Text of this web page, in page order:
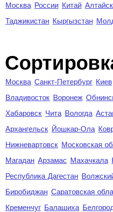
Москва России Китай
Таджикистан Кыргызстан
Москва Санкт-Петербург Киев
Владивосток Воронеж
Хабаровск Чита Вологда
Архангельск Йошкар-Ола
Нижневартовск Московская
Магадан Арзамас Махачкала
Республика Дагестан
Биробиджан Саратовская
Кременчуг Балашиха